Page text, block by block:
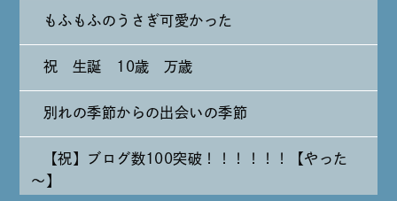
もふもふのうさぎ可愛かった
祝 生誕 10歳 万歳
別れの季節からの出会いの季節
【祝】ブログ数100突破！！！！！！【やった
～】